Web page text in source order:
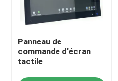
Panneau de
commande d'écran
tactile